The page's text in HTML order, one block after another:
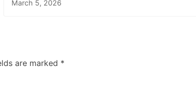
March 5, 2026
are marked *